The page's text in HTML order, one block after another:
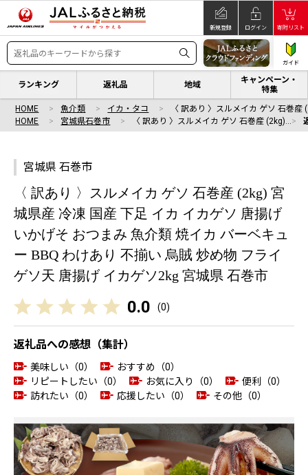
新規登録 ログイン 寄附リスト
ガイド
ランキング 返礼品 地域
キャンペーン・
特集
HOME 魚介類 イカ・タコ
〈 訳あり 〉スルメイカ ゲソ 石巻産
HOME
宮城県石巻市 〈 訳あり 〉スルメイカ ゲソ 石巻産 (2kg)…
宮城県 石巻市
〈 訳あり 〉スルメイカ ゲソ 石巻産 (2kg) 宮
城県産 冷凍 国産 下足 イカ イカゲソ 唐揚げ
いかげそ おつまみ 魚介類 焼イカ バーベキュ
ー BBQ わけあり 不揃い 烏賊 炒め物 フライ
ゲソ天 唐揚げ イカゲソ2kg 宮城県 石巻市
0.0 (0)
返礼品への感想（集計）
美味しい（0）
おすすめ（0）
リピートしたい（0）
お気に入り（0）
便利（0）
訪れたい（0）
応援したい（0） その他（0）